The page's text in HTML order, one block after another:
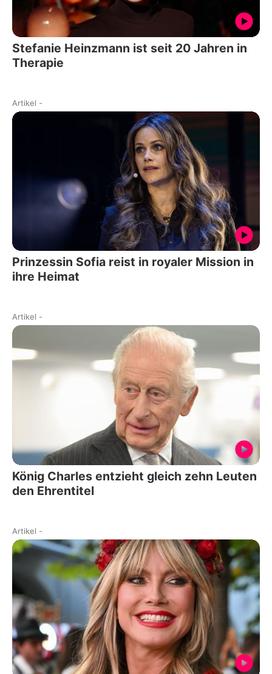
Stefanie Heinzmann ist seit 20 Jahren in
Therapie
Artikel -
Prinzessin Sofia reist in royaler Mission in
ihre Heimat
Artikel -
König Charles entzieht gleich zehn Leuten
den Ehrentitel
Artikel -